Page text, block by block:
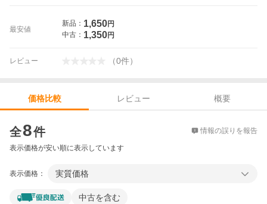
最安値
新品： 1,650円
中古： 1,350円
レビュー （0件）
価格比較 レビュー
概要
全8件 情報の誤りを報告
表示価格が安い順に表示しています
表示価格： 実質価格
中古を含む